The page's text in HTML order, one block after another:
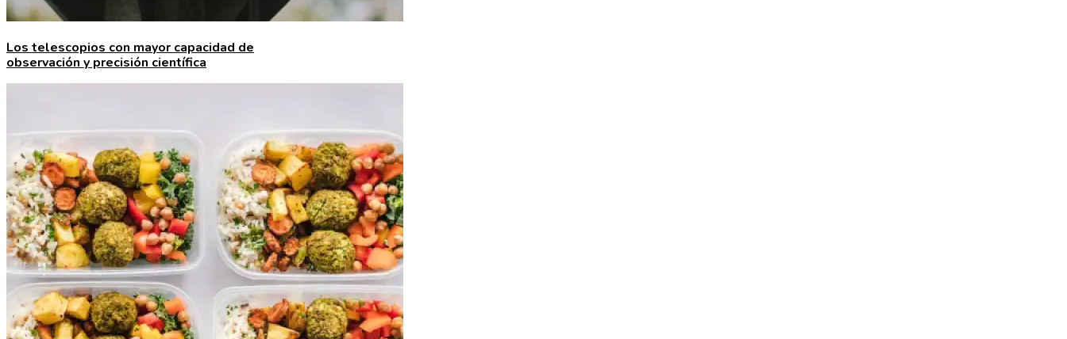
Los telescopios con mayor capacidad de
observación y precisión científica